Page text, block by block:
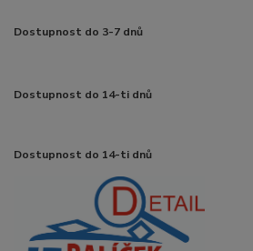
Dostupnost do 3-7 dnů
Dostupnost do 14-ti dnů
Dostupnost do 14-ti dnů